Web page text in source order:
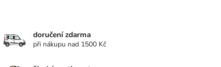
doručení zdarma
při nákupu nad 1500 Kč